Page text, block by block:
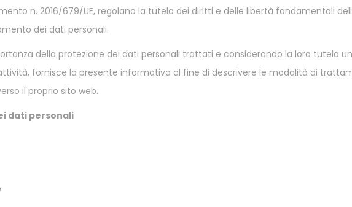
n. 2016/679/UE, regolano la tutela dei diritti e delle libertà fondamentali
dei dati personali.
della protezione dei dati personali trattati e considerando la loro tutela
fornisce la presente informativa al fine di descrivere le modalità di
il proprio sito web.
dati personali